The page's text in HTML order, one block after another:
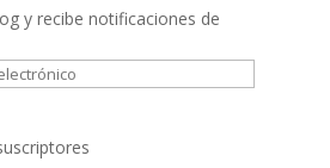
y recibe notificaciones de